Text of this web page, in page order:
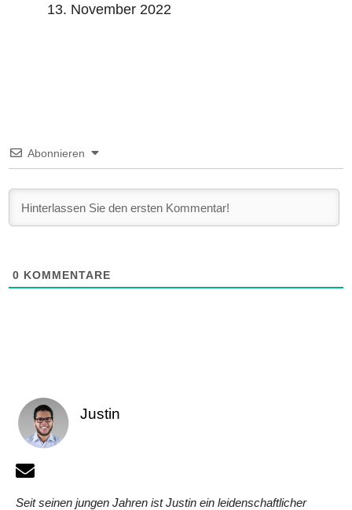
13. November 2022
Abonnieren
0 KOMMENTARE
Justin
Seit seinen jungen Jahren ist Justin ein leidenschaftlicher